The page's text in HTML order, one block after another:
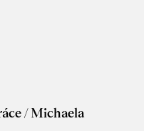
/ Michaela